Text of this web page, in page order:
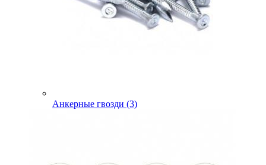
Анкерные гвозди (3)